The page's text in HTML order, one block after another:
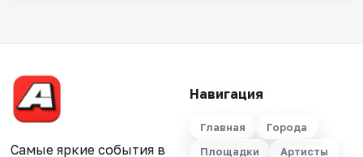
Самые яркие события в
Навигация
Главная
Города
Площадки
Артисты